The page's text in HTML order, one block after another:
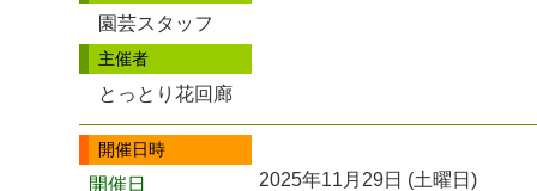
園芸スタッフ
主催者
とっとり花回廊
開催日時
開催日 2025年11月29日 (土曜日)